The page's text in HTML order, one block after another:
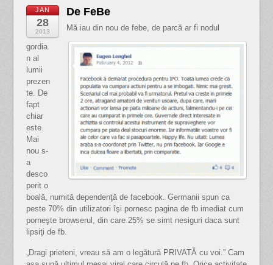
JAN
28
2013
De FeBe
Mă iau din nou de febe, de parcă ar fi nodul
gordia
n al
lumii
prezen
te. De
fapt
chiar
este.
Mai
nou s-
a
desco
perit o
boală, numită dependenţă de facebook. Germanii spun ca
peste 70% din utilizatori îşi pornesc pagina de fb imediat cum
porneşte browserul, din care 25% se simt nesiguri daca sunt
lipsiţi de fb.
„Dragi prieteni, vreau să am o legătură PRIVATĂ cu voi.” Cam